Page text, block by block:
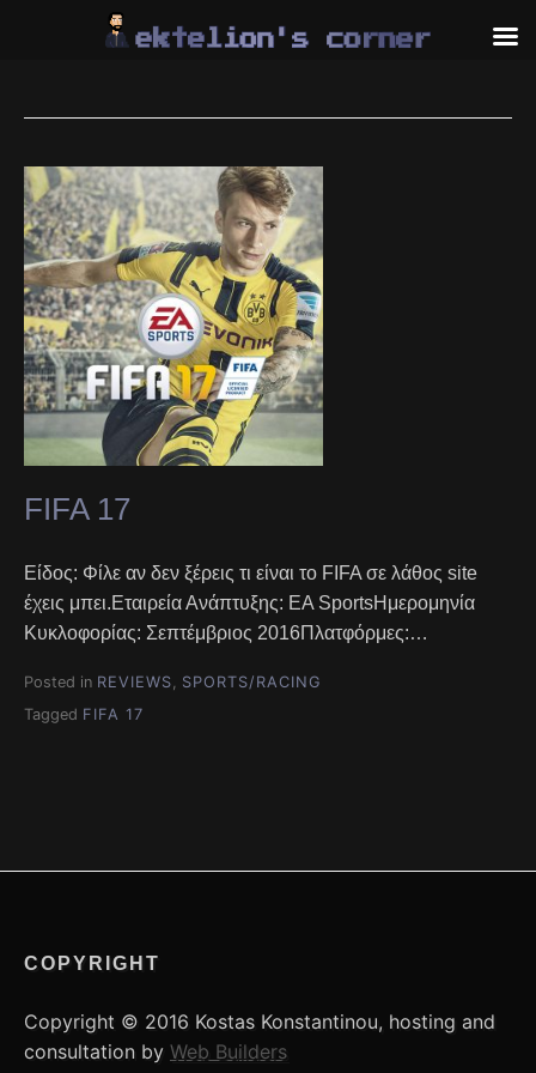
FIFA 17
Είδος: Φίλε αν δεν ξέρεις τι είναι το FIFA σε λάθος site
έχεις μπει.Εταιρεία Ανάπτυξης: EA SportsΗμερομηνία
Κυκλοφορίας: Σεπτέμβριος 2016Πλατφόρμες:…
Posted in REVIEWS, SPORTS/RACING
Tagged FIFA 17
COPYRIGHT
Copyright © 2016 Kostas Konstantinou, hosting and
consultation by Web Builders